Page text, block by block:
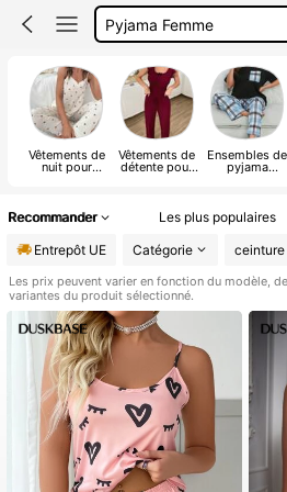
Lingerie Coquine
Soutien Gorge
Vêtements de
nuit pour
Vêtements de
détente pour
Ensembles de
pyjama
Recommander Les plus populaires
Entrepôt UE
Catégorie ceinture
Les prix peuvent varier en fonction du modèle,
variantes du produit sélectionné.